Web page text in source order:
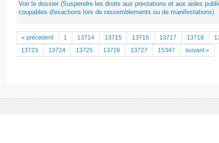
Voir le dossier (Suspendre les droits aux prestations et aux aides
coupables d'exactions lors de rassemblements ou de manifestations)
« précedent 1 13714 13715 13716 13717 13718
13723
13724 13725 13726 13727 15347 suivant »